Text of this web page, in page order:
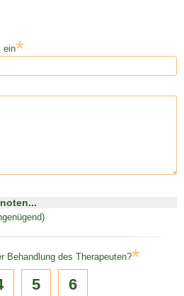
ein*
Behandlung des Therapeuten?*
5 6